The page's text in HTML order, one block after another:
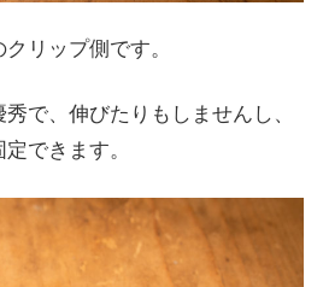
リップ側です。
で、伸びたりもしませんし、
できます。